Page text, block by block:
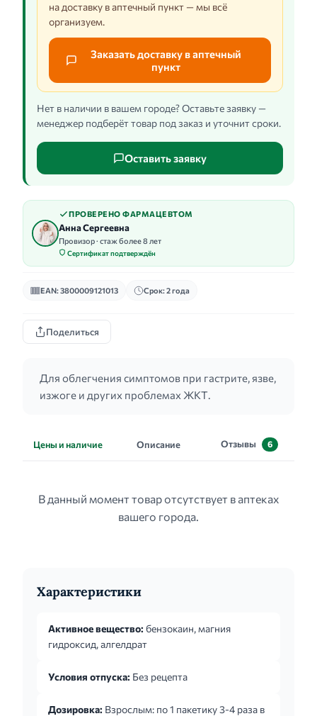
на доставку в аптечный пункт — мы всё
организуем.
Заказать доставку в аптечный
пункт
Нет в наличии в вашем городе? Оставьте заявку —
менеджер подберёт товар под заказ и уточнит сроки.
Оставить заявку
ПРОВЕРЕНО ФАРМАЦЕВТОМ
Анна Сергеевна
Провизор · стаж более 8 лет
Сертификат подтверждён
EAN: 3800009121013 Срок: 2 года
Поделиться
Для облегчения симптомов при гастрите, язве,
изжоге и других проблемах ЖКТ.
Цены и наличие Описание Отзывы 6
В данный момент товар отсутствует в аптеках
вашего города.
Характеристики
Активное вещество: бензокаин, магния
гидроксид, алгелдрат
Условия отпуска: Без рецепта
Дозировка: Взрослым: по 1 пакетику 3-4 раза в